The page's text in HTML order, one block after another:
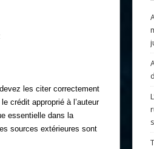
les citer correctement
crédit approprié à l’auteur
essentielle dans la
sources extérieures sont